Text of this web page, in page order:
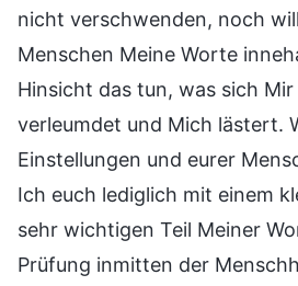
nicht verschwenden, noch
Menschen Meine Worte
Hinsicht das tun, was sich
verleumdet und Mich lästert.
Einstellungen und eurer
Ich euch lediglich mit einem
sehr wichtigen Teil Meiner
Prüfung inmitten der